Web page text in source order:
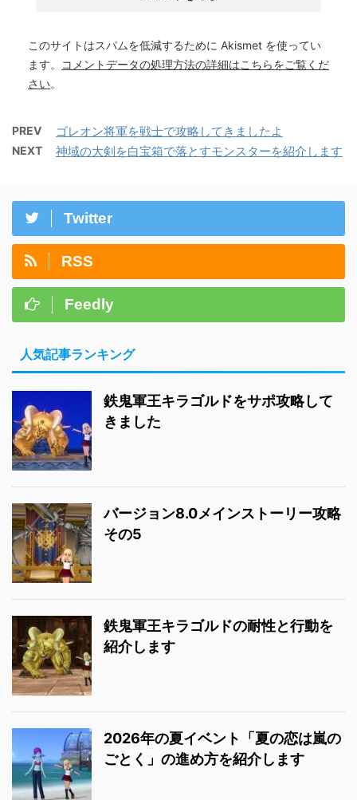
このサイトはスパムを低減するために Akismet を使ってい
ます。
コメントデータの処理方法の詳細はこちらをご覧くだ
さい。
PREV ゴレオン将軍を戦士で攻略してきましたよ
NEXT 神域の大剣を白宝箱で落とすモンスターを紹介します
Twitter
RSS
Feedly
人気記事ランキング
鉄鬼軍王キラゴルドをサポ攻略して
きました
バージョン8.0メインストーリー攻略
その5
鉄鬼軍王キラゴルドの耐性と行動を
紹介します
2026年の夏イベント「夏の恋は嵐の
ごとく」の進め方を紹介します